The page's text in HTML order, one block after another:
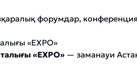
форумдар,
«EXPO»
«EXPO» — заманауи